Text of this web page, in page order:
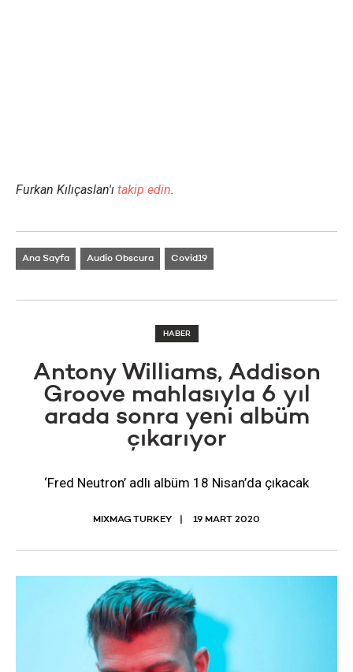
Furkan Kılıçaslan'ı takip edin.
Ana Sayfa Audio Obscura Covid19
HABER
Antony Williams, Addison
Groove mahlasıyla 6 yıl
arada sonra yeni albüm
çıkarıyor
‘Fred Neutron’ adlı albüm 18 Nisan’da çıkacak
MIXMAG TURKEY 19 MART 2020